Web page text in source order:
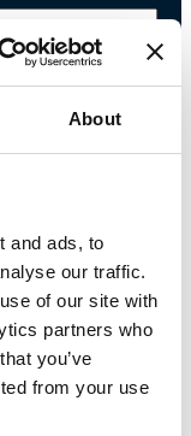
About
and ads, to
our traffic.
of our site with
partners who
you’ve
from your use
informativa
il